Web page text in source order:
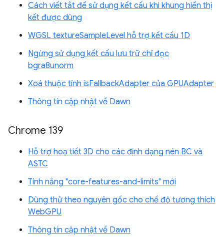
Cách viết tắt để sử dụng kết cấu khi khung hiển thị
kết được dùng
WGSL textureSampleLevel hỗ trợ kết cấu 1D
Ngừng sử dụng kết cấu lưu trữ chỉ đọc
bgra8unorm
Xoá thuộc tính isFallbackAdapter của GPUAdapter
Thông tin cập nhật về Dawn
Chrome 139
Hỗ trợ hoạ tiết 3D cho các định dạng nén BC và
ASTC
Tính năng "core-features-and-limits" mới
Dùng thử theo nguyên gốc cho chế độ tương thích
WebGPU
Thông tin cập nhật về Dawn